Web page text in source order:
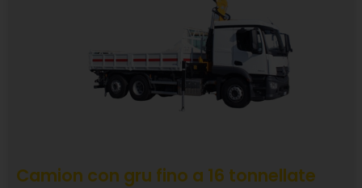
Camion con gru fino a 16 tonnellate